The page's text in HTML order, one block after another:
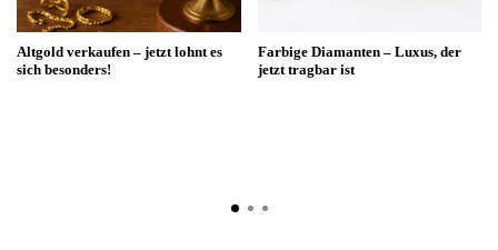
Altgold verkaufen – jetzt lohnt es
sich besonders!
Farbige Diamanten – Luxus, der
jetzt tragbar ist